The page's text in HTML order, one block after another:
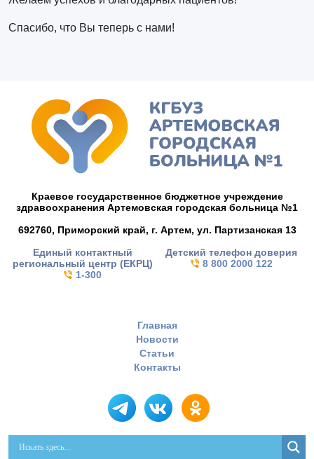
Спасибо, что Вы теперь с нами!
Краевое государственное бюджетное учреждение
здравоохранения Артемовская городская больница №1
692760, Приморский край, г. Артем, ул. Партизанская 13
Единый контактный
региональный центр (ЕКРЦ)
1-300
Детский телефон доверия
8 800 2000 122
Главная
Новости
Статьи
Контакты